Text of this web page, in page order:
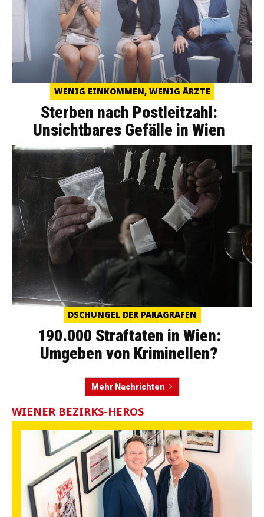
WENIG EINKOMMEN, WENIG ÄRZTE
Sterben nach Postleitzahl:
Unsichtbares Gefälle in Wien
DSCHUNGEL DER PARAGRAFEN
190.000 Straftaten in Wien:
Umgeben von Kriminellen?
Mehr Nachrichten
WIENER BEZIRKS-HEROS